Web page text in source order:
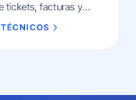
tickets, facturas y
con impresoras